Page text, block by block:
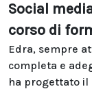
Social
corso di
Edra, sempre
completa e
ha progettato il